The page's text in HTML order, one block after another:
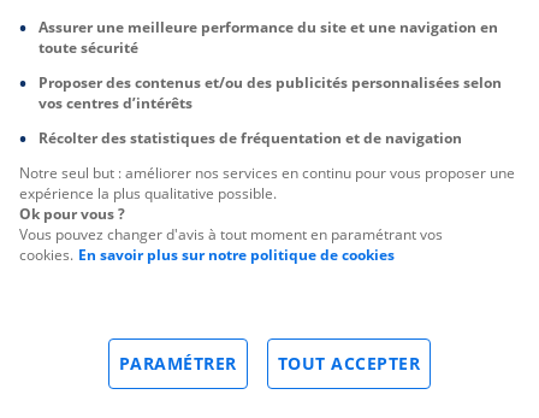
Assurer une meilleure performance du site et une navigation en
toute sécurité
Proposer des contenus et/ou des publicités personnalisées selon
vos centres d’intérêts
Récolter des statistiques de fréquentation et de navigation
Notre seul but : améliorer nos services en continu pour vous proposer une
expérience la plus qualitative possible.
Ok pour vous ?
Vous pouvez changer d'avis à tout moment en paramétrant vos
cookies. En savoir plus sur notre politique de cookies
TOUT ACCEPTER
PARAMÉTRER